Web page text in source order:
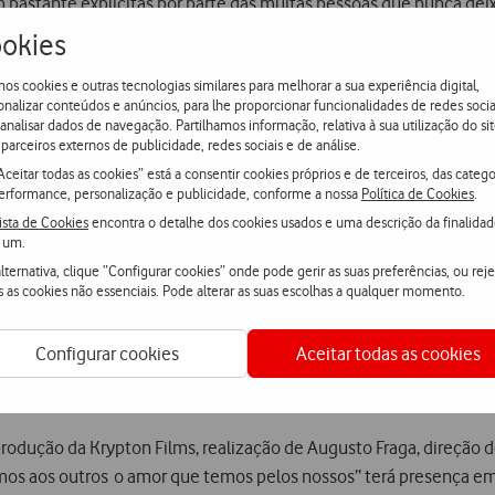
cookies e outras tecnologias similares para melhorar a sua experiência digital,
conteúdos e anúncios, para lhe proporcionar funcionalidades de redes
dados de navegação. Partilhamos informação, relativa à sua utilização do
externos de publicidade, redes sociais e de análise.
todas as cookies” está a consentir cookies próprios e de terceiros, das
personalização e publicidade, conforme a nossa Política de Cookies
de Cookiesencontra o detalhe dos cookies usados e uma descrição da
clique “Configurar cookies” onde pode gerir as suas preferências, ou
as cookies não essenciais. Pode alterar as suas escolhas a qualquer momento.
Configurar cookies Aceitar todas as cookies
forças de segurança, bombeiros, transportes,
esperança e conforto a cada um de nós. É a todos eles que
com amor e coragem, se dirige ao seu local de trabalho
os seus deveres profissionais, abdicando da alegria
de reforçar junto dos portugueses uma mensagem de
situações adversas.
sobre temas atuais da sociedade e, dado o elevado
mais sentido voltar a assumir a coragem de não ficarmos
na ‘linha da frente’. Com uma mensagem autêntica, de força
com audácia, resiliência e determinação, ultrapassemos
da Krypton Films, realização de Augusto Fraga,
aos outros o amor que temos pelos nossos” terá presença